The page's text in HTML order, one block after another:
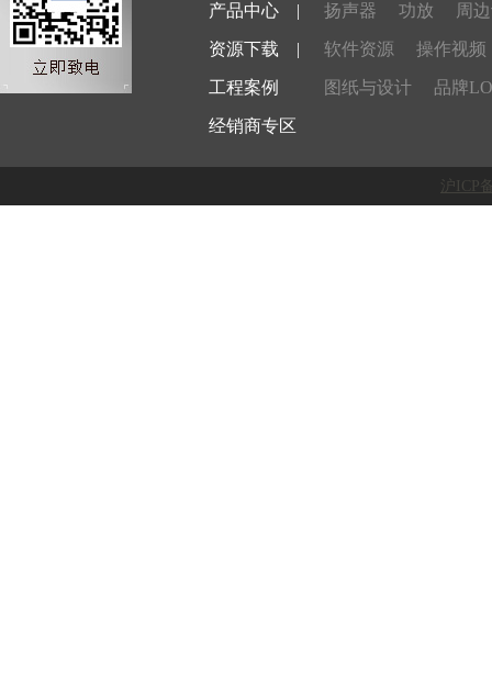
产品中心 |
资源下载 |
工程案例
经销商专区
扬声器 功放 周
软件资源 操作视频
图纸与设计 品牌
沪ICP